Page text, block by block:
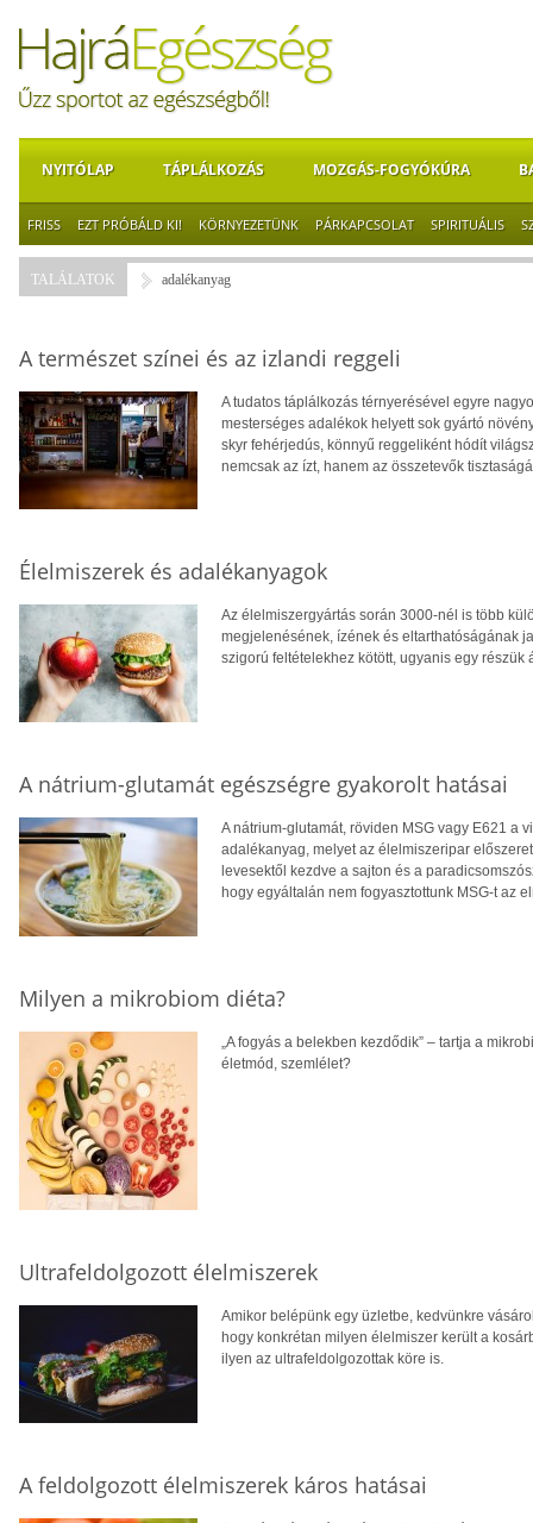
NYITÓLAP TÁPLÁLKOZÁS MOZGÁS-FOGYÓKÚRA
FRISS EZT PRÓBÁLD KI! KÖRNYEZETÜNK PÁRKAPCSOLAT SPIRITUÁLIS
TALÁLATOK adalékanyag
A természet színei és az izlandi reggeli
A tudatos táplálkozás térnyerésével egyre
mesterséges adalékok helyett sok gyártó
skyr fehérjedús, könnyű reggeliként hódít
nemcsak az ízt, hanem az összetevők
Élelmiszerek és adalékanyagok
Az élelmiszergyártás során 3000-nél is több
megjelenésének, ízének és eltarthatóságának
szigorú feltételekhez kötött, ugyanis egy részük
A nátrium-glutamát egészségre gyakorolt hatásai
A nátrium-glutamát, röviden MSG vagy E621 a
adalékanyag, melyet az élelmiszeripar
levesektől kezdve a sajton és a
hogy egyáltalán nem fogyasztottunk MSG-t az
Milyen a mikrobiom diéta?
„A fogyás a belekben kezdődik” – tartja a
életmód, szemlélet?
Ultrafeldolgozott élelmiszerek
Amikor belépünk egy üzletbe, kedvünkre
hogy konkrétan milyen élelmiszer került a
ilyen az ultrafeldolgozottak köre is.
A feldolgozott élelmiszerek káros hatásai